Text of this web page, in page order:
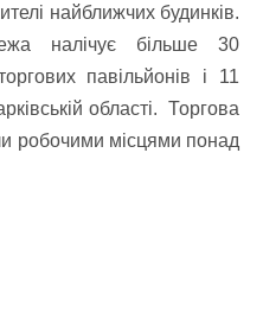
найближчих будинків.
налічує більше 30
павільйонів і 11
області. Торгова
робочими місцями понад